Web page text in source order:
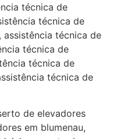
técnica de
técnica de
assistência técnica de
técnica de
técnica de
técnica de
de elevadores
em blumenau,